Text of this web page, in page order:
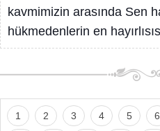
kavmimizin arasında Sen
hükmedenlerin en
1 2 3 4 5 6